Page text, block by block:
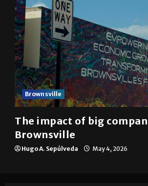
Brownsville
The impact of big
Brownsville
Hugo A. Sepúlveda May 4, 2026